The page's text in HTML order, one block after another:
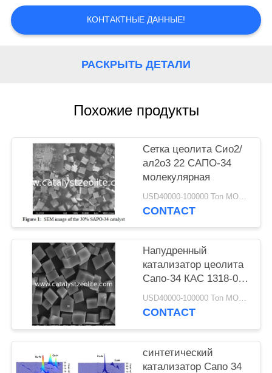
КАРТА
САЙТА
КОНТАКТНЫЕ ДАННЫЕ!
РАСКРЫТЬ ДЕТАЛИ
Похожие продукты
Сетка цеолита Сио2/
ал2о3 22 САПО-34
молекулярная
USD40000-100000 Ton MOQ:1 кг
CONTACT
Напудренный
катализатор цеолита
Сапо-34 КАС 1318-02-
1 для вытыхания
автомобиля МТО
USD40000-100000 Ton MOQ:1 кг
CONTACT
синтетический
катализатор Сапо 34